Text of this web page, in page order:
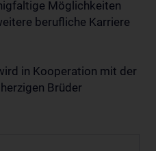
Möglichkeiten
berufliche Karriere
in Kooperation mit der
Brüder